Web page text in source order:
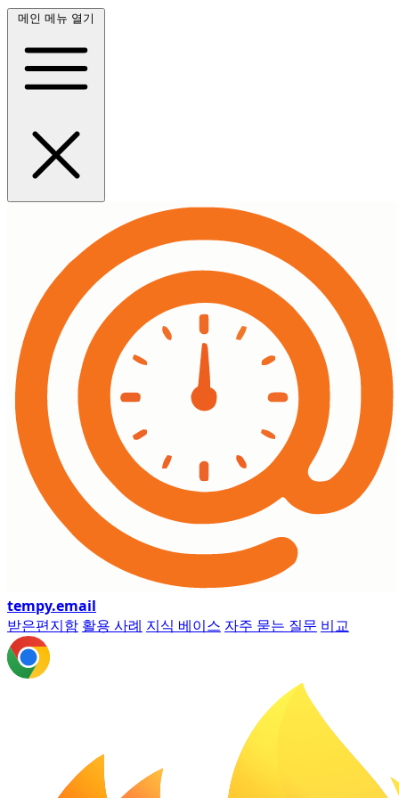
메인 메뉴 열기
tempy.email
받은편지함 활용 사례 지식 베이스 자주 묻는 질문 비교